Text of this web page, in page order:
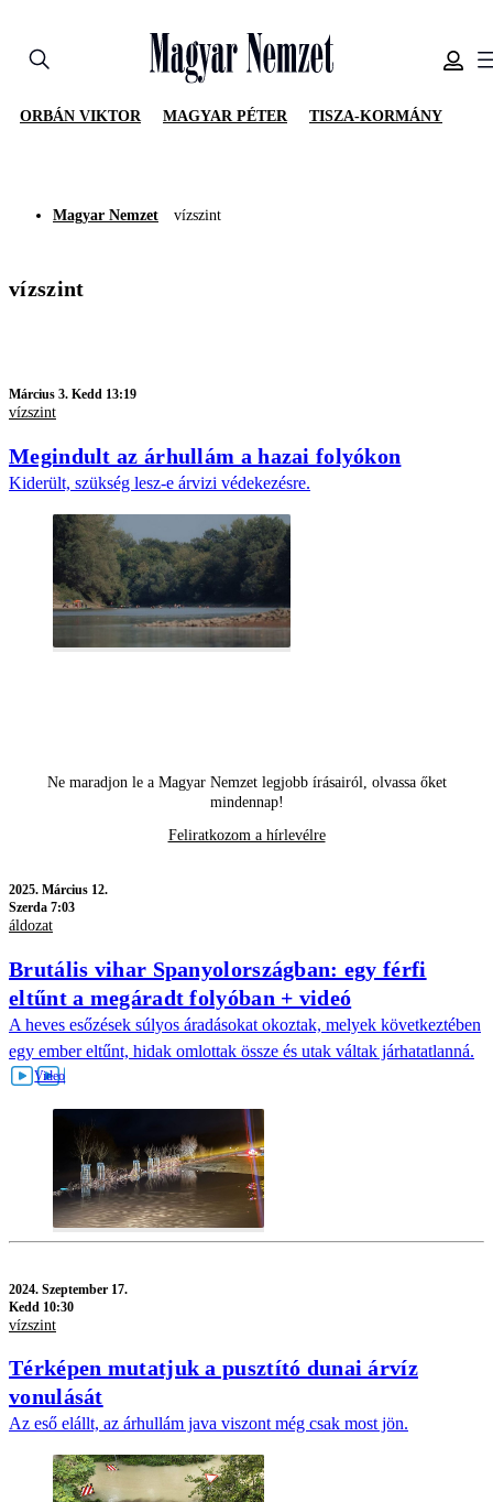
ORBÁN VIKTOR MAGYAR PÉTER TISZA-KORMÁNY
Magyar Nemzet vízszint
vízszint
Március 3. Kedd 13:19
vízszint
Megindult az árhullám a hazai folyókon
Kiderült, szükség lesz-e árvizi védekezésre.
Ne maradjon le a Magyar Nemzet legjobb írásairól, olvassa őket
mindennap!
Feliratkozom a hírlevélre
2025. Március 12.
Szerda 7:03
áldozat
Brutális vihar Spanyolországban: egy férfi
eltűnt a megáradt folyóban + videó
A heves esőzések súlyos áradásokat okoztak, melyek következtében
egy ember eltűnt, hidak omlottak össze és utak váltak járhatatlanná.
2024. Szeptember 17.
Kedd 10:30
vízszint
Térképen mutatjuk a pusztító dunai árvíz
vonulását
Az eső elállt, az árhullám java viszont még csak most jön.